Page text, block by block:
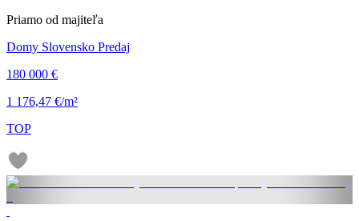
Priamo od majiteľa
Domy Slovensko Predaj
180 000 €
1 176,47 €/m²
TOP